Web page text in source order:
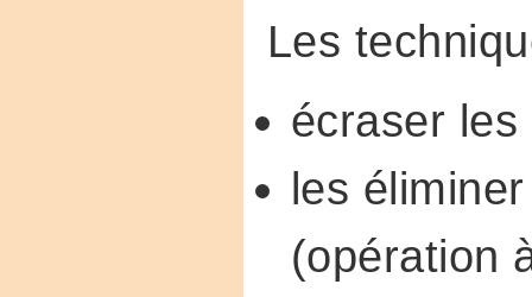
Les
écraser
les
(opération